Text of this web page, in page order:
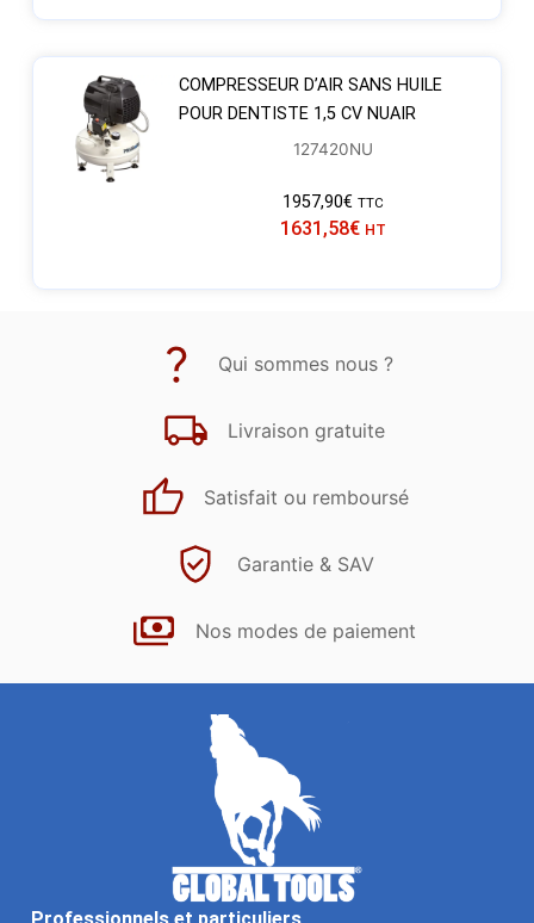
COMPRESSEUR D’AIR SANS HUILE
POUR DENTISTE 1,5 CV NUAIR
127420NU
1957,90€ TTC
1631,58€ HT
Qui sommes nous ?
Livraison gratuite
Satisfait ou remboursé
Garantie & SAV
Nos modes de paiement